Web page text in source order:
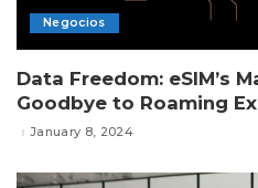
Negocios
Data Freedom: eSIM’s
Goodbye to Roaming
January 8, 2024